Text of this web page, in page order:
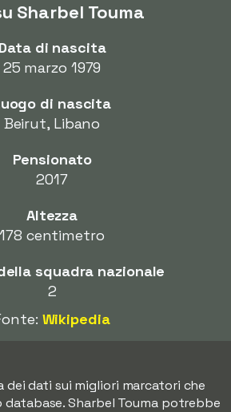
Sharbel Touma
di nascita
25 marzo 1979
di nascita
Beirut, Libano
Pensionato
2017
Altezza
178 centimetro
squadra nazionale
2
Wikipedia
dei dati sui migliori marcatori che
Sharbel Touma potrebbe